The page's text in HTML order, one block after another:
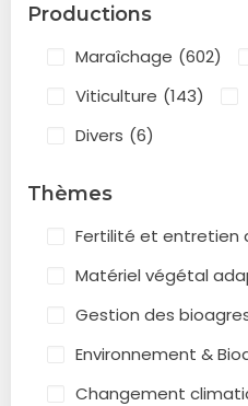
Productions
Maraîchage (602)
Viticulture (143)
Divers (6)
Thèmes
Fertilité et entretien
Matériel végétal
Gestion des
Environnement &
Changement